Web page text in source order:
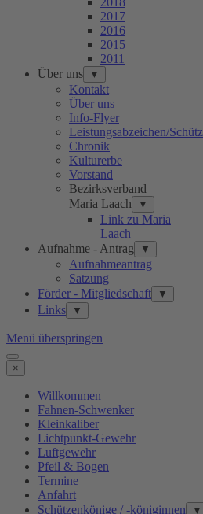
2017
2016
2015
2011
Über uns
▼
Kontakt
Über uns
Info-Flyer
Leistungsabzeichen/
Chronik
Kulturerbe
Vorstand
Bezirksverband
Maria Laach
▼
Link zu Maria
Laach
Aufnahme - Antrag
▼
Aufnahmeantrag
Satzung
Förder - Mitgliedschaft
▼
Links ▼
Menü überspringen
×
Willkommen
Fahnen-Schwenker
Kleinkaliber
Lichtpunkt-Gewehr
Luftgewehr
Pfeil & Bogen
Termine
Anfahrt
Schützenkönige / -königinnen
▼